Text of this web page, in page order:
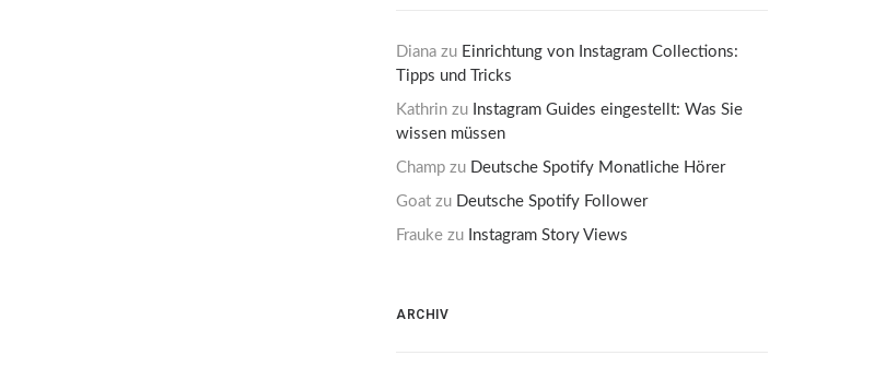
Diana zu Einrichtung von Instagram Collections:
Tipps und Tricks
Kathrin zu Instagram Guides eingestellt: Was Sie
wissen müssen
Champ zu Deutsche Spotify Monatliche Hörer
Goat zu Deutsche Spotify Follower
Frauke zu Instagram Story Views
ARCHIV